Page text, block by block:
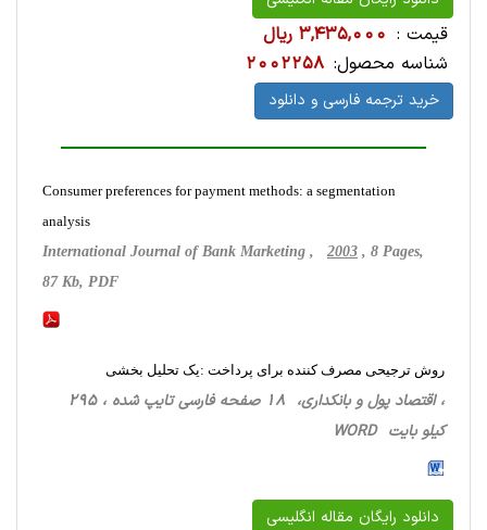
قیمت : 3,435,000 ریال
شناسه محصول: 2002258
خرید ترجمه فارسی و دانلود
Consumer preferences for payment methods: a segmentation
analysis
International Journal of Bank Marketing , 2003 , 8 Pages,
87 Kb, PDF
روش ترجیحی مصرف کننده برای پرداخت :یک تحلیل بخشی
، اقتصاد پول و بانکداری، 18 صفحه فارسی تایپ شده ، 295
کیلو بایت WORD
دانلود رایگان مقاله انگلیسی